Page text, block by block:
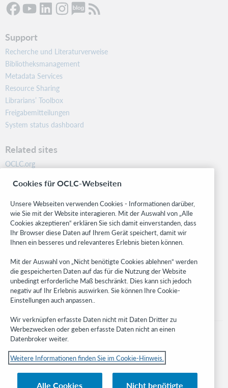
Support
Recherche und Literaturverweise
Bibliotheksmanagement
Metadata Services
Resource Sharing
Librarians’ Toolbox
Freigabemitteilungen
System status dashboard
Related sites
OCLC.org
Community
Research
WebJunction
Developer Network
Stay in the know.
Get the latest product updates, research, events, and much more—
right to your inbox.
Subscribe now
© 2023 OCLC
Cookies für OCLC-Webseiten
Unsere Webseiten verwenden Cookies - Informationen darüber,
wie Sie mit der Website interagieren. Mit der Auswahl von „Alle
Cookies akzeptieren“ erklären Sie sich damit einverstanden, dass
Ihr Browser diese Daten auf Ihrem Gerät speichert, damit wir
Ihnen ein besseres und relevanteres Erlebnis bieten können.
Mit der Auswahl von „Nicht benötigte Cookies ablehnen“ werden
die gespeicherten Daten auf das für die Nutzung der Website
unbedingt erforderliche Maß beschränkt. Dies kann sich jedoch
negativ auf Ihr Erlebnis auswirken. Sie können Ihre Cookie-
Einstellungen auch anpassen..
Wir verknüpfen erfasste Daten nicht mit Daten Dritter zu
Werbezwecken oder geben erfasste Daten nicht an einen
Datenbroker weiter.
Weitere Informationen finden Sie im Cookie-Hinweis.
Alle Cookies Nicht benötigte